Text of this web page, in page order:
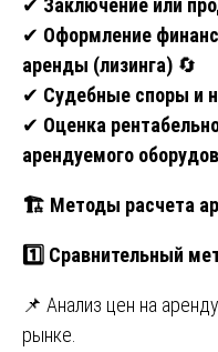
✔ Заключение или
✔ Оформление
аренды (лизинга) 🔄
✔ Судебные споры и
✔ Оценка
арендуемого
🏗 Методы расчета
1️ Сравнительный
📌 Анализ цен на
рынке.